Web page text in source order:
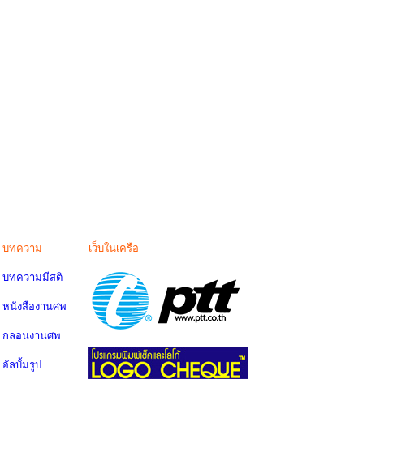
บทความ
บทความมีสติ
หนังสืองานศพ
กลอนงานศพ
อัลบั้มรูป
เว็บในเครือ